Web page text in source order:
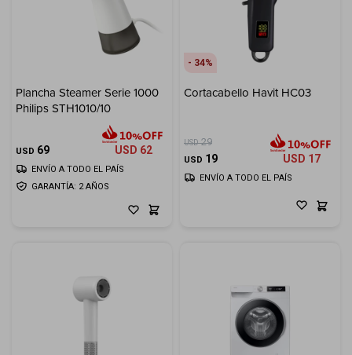
Plancha Steamer Serie 1000
Philips STH1010/10
USD 69 USD 62
GARANTÍA: 2 AÑOS
ENVÍO A TODO EL PAÍS
34
Cortacabello Havit HC03
USD 29
USD 19 USD 17
ENVÍO A TODO EL PAÍS